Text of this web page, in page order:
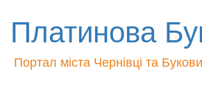
Платинова
Портал міста Чернівці та